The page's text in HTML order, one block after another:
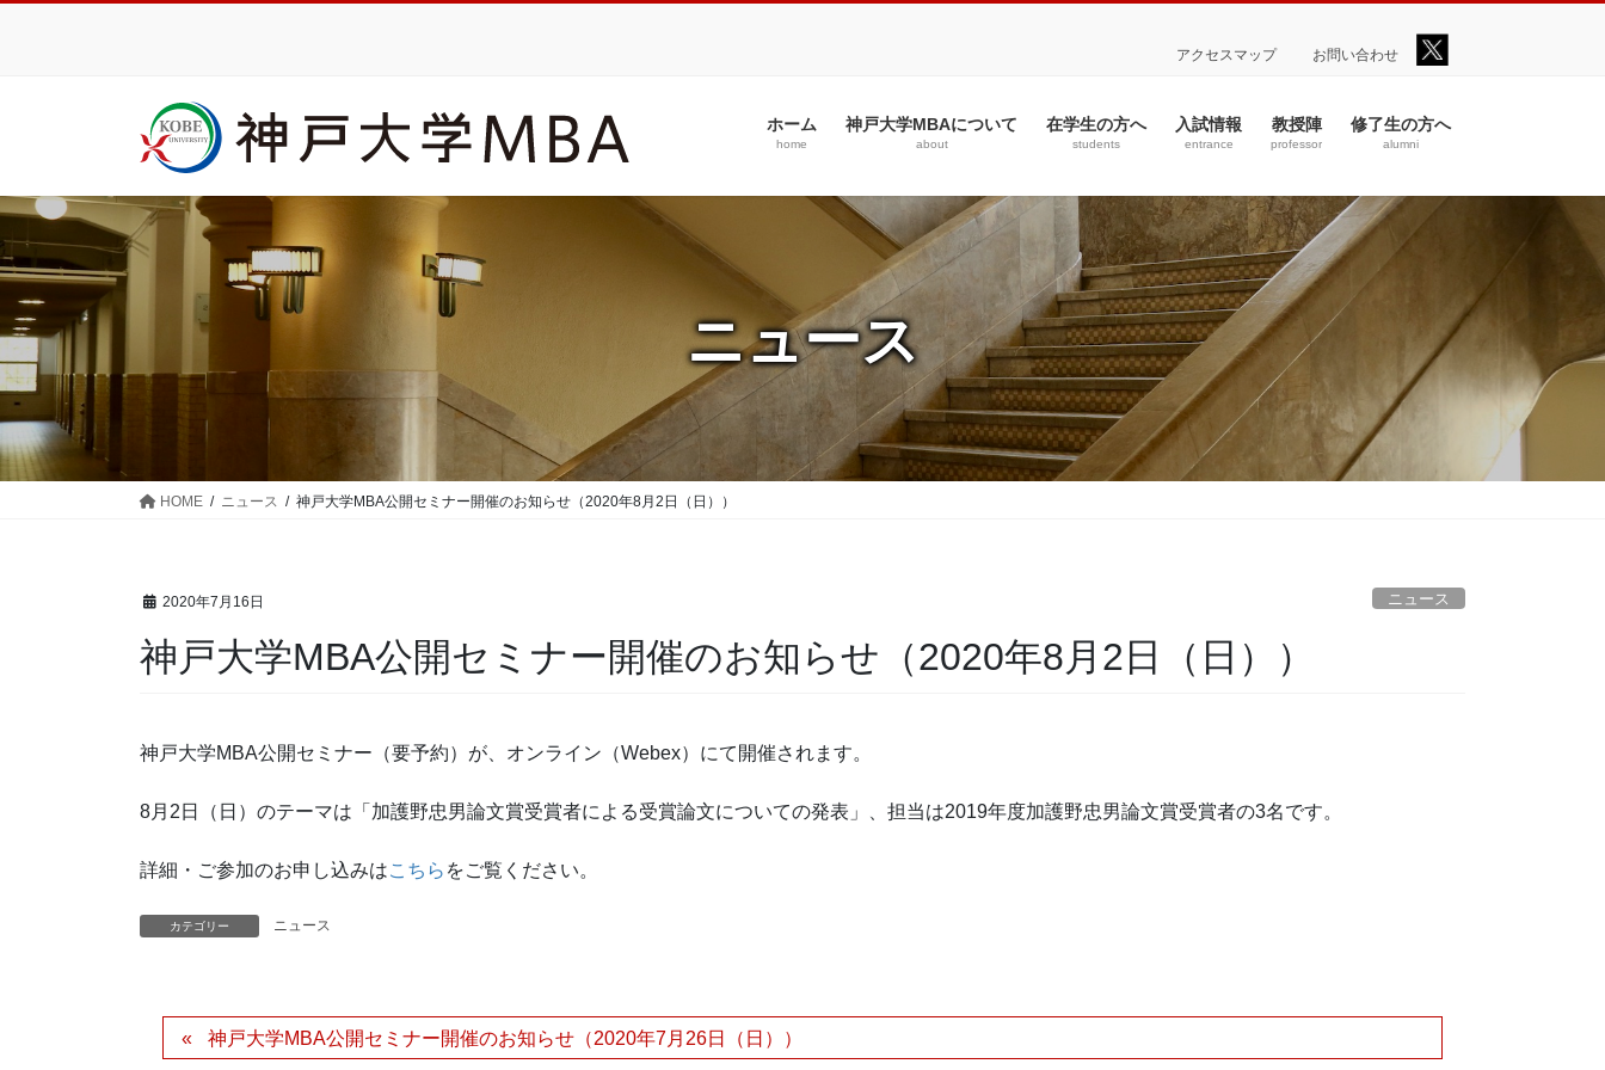
動
に
移
動
アクセスマップ お問い合わせ
ホーム
home
神戸大学MBAについて
about
在学生の方へ
students
入試情報
entrance
教授陣
professor
修了生の方へ
alumni
ニュース
HOME ニュース 神戸大学MBA公開セミナー開催のお知らせ（2020年8月2日（日））
2020年7月16日 ニュース
神戸大学MBA公開セミナー開催のお知らせ（2020年8月2日（日））
神戸大学MBA公開セミナー（要予約）が、オンライン（Webex）にて開催されます。
8月2日（日）のテーマは「加護野忠男論文賞受賞者による受賞論文についての発表」、担当は2019年度加護野忠男論文賞受賞者の3名です。
詳細・ご参加のお申し込みはこちら をご覧ください。
カテゴリー ニュース
神戸大学MBA公開セミナー開催のお知らせ（2020年7月26日（日））